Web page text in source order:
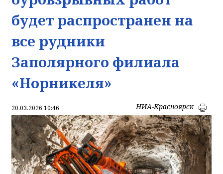
будет распространен на
все рудники
Заполярного филиала
«Норникеля»
20.03.2026 10:46 НИА-Красноярск